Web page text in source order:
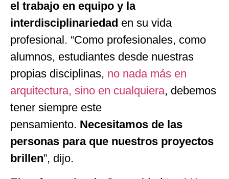
el trabajo en equipo y la
interdisciplinariedad en su vida
profesional. “Como profesionales, como
alumnos, estudiantes desde nuestras
propias disciplinas, no nada más en
arquitectura, sino en cualquiera, debemos
tener siempre este
pensamiento. Necesitamos de las
personas para que nuestros proyectos
brillen”, dijo.